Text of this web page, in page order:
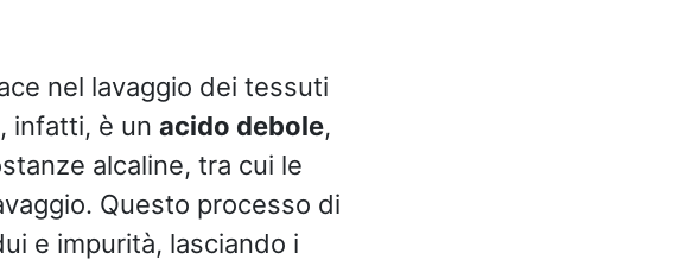
nel lavaggio dei tessuti
infatti, è un acido debole,
alcaline, tra cui le
Questo processo di
e impurità, lasciando i